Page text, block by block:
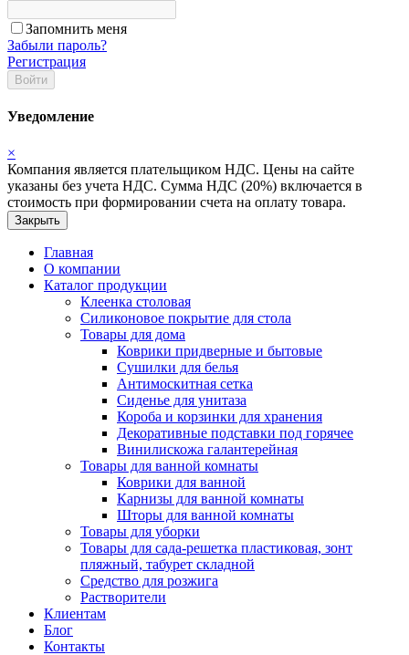
Запомнить меня
Забыли пароль?
Регистрация
Войти
Уведомление
×
Компания является плательщиком НДС. Цены на сайте
указаны без учета НДС. Сумма НДС (20%) включается в
стоимость при формировании счета на оплату товара.
Закрыть
Главная
О компании
Каталог продукции
Клеенка столовая
Силиконовое покрытие для стола
Товары для дома
Коврики придверные и бытовые
Сушилки для белья
Антимоскитная сетка
Сиденье для унитаза
Короба и корзинки для хранения
Декоративные подставки под горячее
Винилискожа галантерейная
Товары для ванной комнаты
Коврики для ванной
Карнизы для ванной комнаты
Шторы для ванной комнаты
Товары для уборки
Товары для сада-решетка пластиковая, зонт
пляжный, табурет складной
Средство для розжига
Растворители
Клиентам
Блог
Контакты